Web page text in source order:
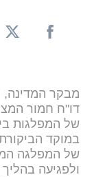
מבקר המדינה,
דו"ח חמור
של המפלגות
במוקד
של המפלגה
ולפגיעה